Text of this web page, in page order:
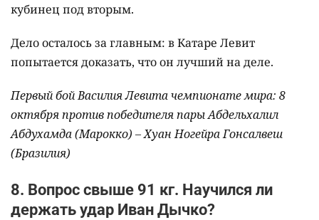
кубинец под вторым.
Дело осталось за главным: в Катаре Левит
попытается доказать, что он лучший на деле.
Первый бой Василия Левита чемпионате мира: 8
октября против победителя пары Абдельхалил
Абдухамда (Марокко) –Хуан Ногейра Гонсалвеш
(Бразилия)
8. Вопрос свыше 91 кг. Научился ли
держать удар Иван Дычко?